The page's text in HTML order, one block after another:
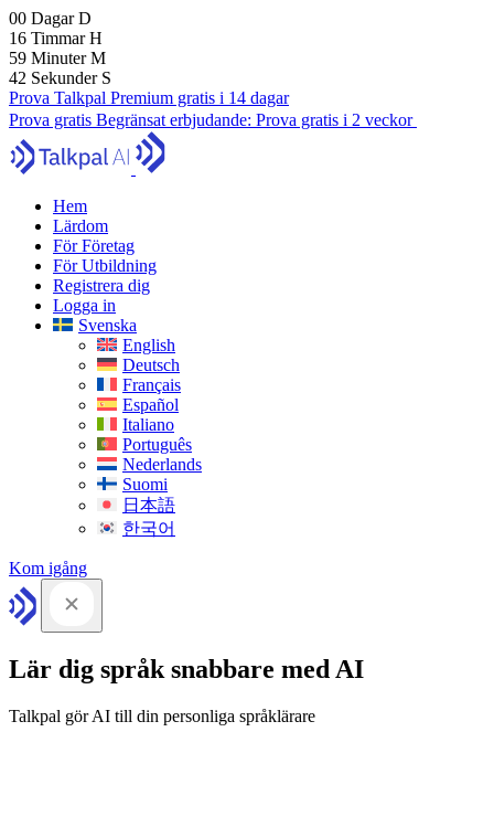
00 DagarD
16 TimmarH
59 MinuterM
41 Sekunder S
Prova Talkpal Premium gratis i 14 dagar
Prova gratis Begränsat erbjudande: Prova gratis i 2 veckor
Hem
Lärdom
För Företag
För Utbildning
Registrera dig
Logga in
Svenska
English
Deutsch
Français
Español
Italiano
Português
Nederlands
Suomi
日本語
한국어
Kom igång
Lär dig språk snabbare med AI
Talkpal gör AI till din personliga språklärare